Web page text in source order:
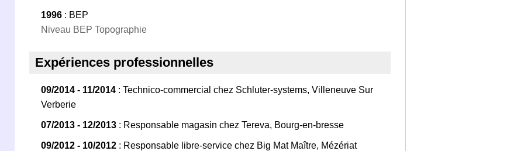
1996 : BEP
Niveau BEP Topographie
Expériences professionnelles
09/2014 - 11/2014 : Technico-commercial chez Schluter-systems, Villeneuve Sur
Verberie
07/2013 - 12/2013 : Responsable magasin chez Tereva, Bourg-en-bresse
09/2012 - 10/2012 : Responsable libre-service chez Big Mat Maître, Mézériat